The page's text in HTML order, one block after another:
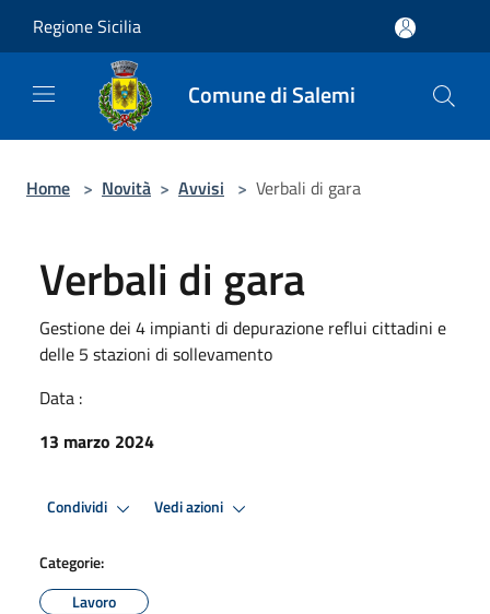
Regione Sicilia
Comune di Salemi
Home > Novità > Avvisi > Verbali di gara
Verbali di gara
Gestione dei 4 impianti di depurazione reflui cittadini e
delle 5 stazioni di sollevamento
Data :
13 marzo 2024
Condividi Vedi azioni
Categorie:
Lavoro